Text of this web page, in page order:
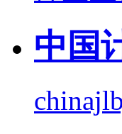
中国